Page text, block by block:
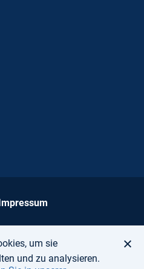
um sie
und zu analysieren.